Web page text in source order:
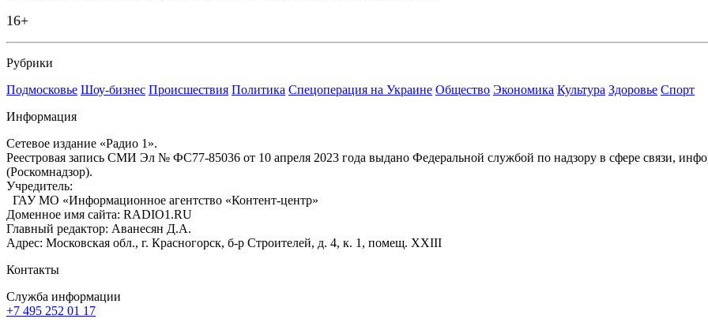
16+
Рубрики
Подмосковье Шоу-бизнес Происшествия Политика Спецоперация на Украине Общество Экономика Культура Здоровье Спорт
Информация
Сетевое издание «Радио 1».
Реестровая запись СМИ Эл № ФС77-85036 от 10 апреля 2023 года выдано Федеральной службой по надзору в сфере связи,
(Роскомнадзор).
Учредитель:
ГАУ МО «Информационное агентство «Контент-центр»
Доменное имя сайта: RADIO1.RU
Главный редактор: Аванесян Д.А.
Адрес: Московская обл., г. Красногорск, б-р Строителей, д. 4, к. 1, помещ. XXIII
Контакты
Служба информации
+7 495 252 01 17